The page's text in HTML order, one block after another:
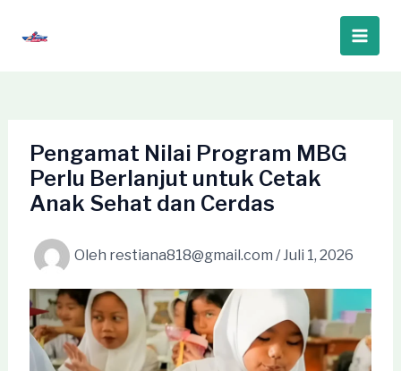
Main
Pengamat Nilai Program MBG
Perlu Berlanjut untuk Cetak
Anak Sehat dan Cerdas
Oleh restiana818@gmail.com /Juli 1, 2026